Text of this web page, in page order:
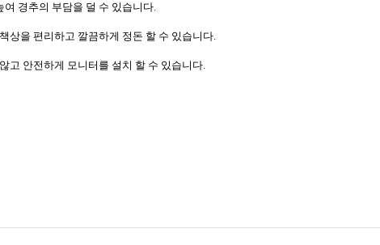
경추의 부담을 덜 수 있습니다.
상을 편리하고 깔끔하게 정돈 할 수 있습니다.
고 안전하게 모니터를 설치 할 수 있습니다.